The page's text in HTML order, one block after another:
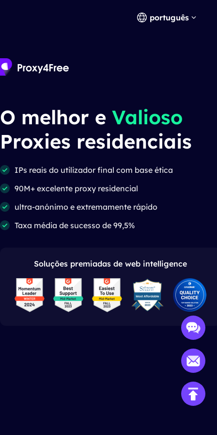
O melhor e Valioso
Proxies residenciais
IPs reais do utilizador final com base ética
90M+ excelente proxy residencial
ultra-anónimo e extremamente rápido
Taxa média de sucesso de 99,5%
Soluções premiadas de web intelligence
português